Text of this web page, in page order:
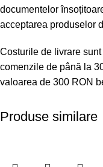
documentelor
acceptarea produselor
Costurile de livrare
comenzile de până la
valoarea de 300 RON
Produse similare